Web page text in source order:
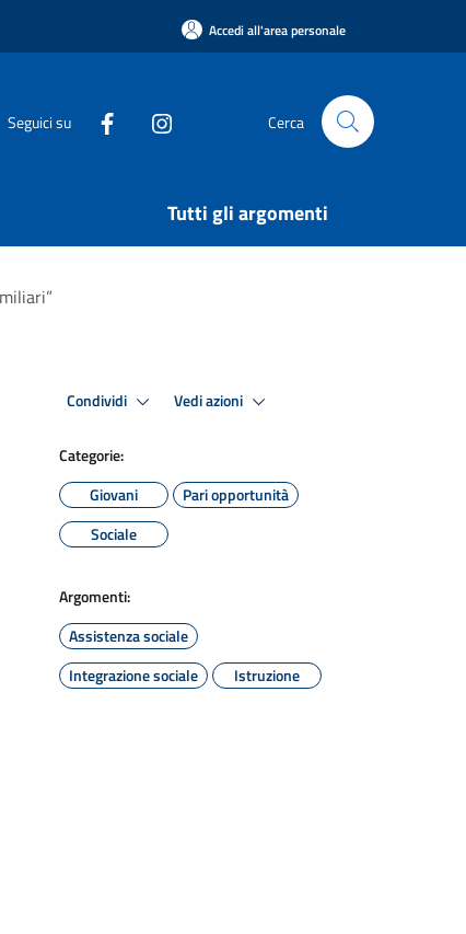
Accedi all'area personale
Seguici su Cerca
Tutti gli argomenti
Condividi Vedi azioni
Categorie:
Giovani
Pari opportunità
Sociale
Argomenti:
Assistenza sociale
Integrazione sociale
Istruzione